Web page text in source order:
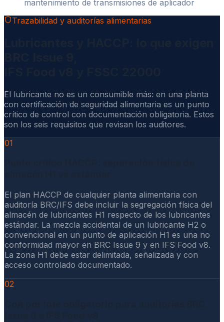
mantenimiento de transmisiones de aplicador
Trazabilidad y auditorías alimentarias
El lubricante no es un consumible más: en una planta
con certificación de seguridad alimentaria es un punto
crítico de control con documentación obligatoria. Estos
son los seis requisitos que revisan los auditores.
01
El plan HACCP de cualquier planta alimentaria con
auditoría BRC/IFS debe incluir la segregación física del
almacén de lubricantes H1 respecto de los lubricantes
estándar. La mezcla accidental de un lubricante H2 o
convencional en un punto de aplicación H1 es una no
conformidad mayor en BRC Issue 9 y en IFS Food v8.
La zona H1 debe estar delimitada, señalizada y con
acceso controlado documentado.
02